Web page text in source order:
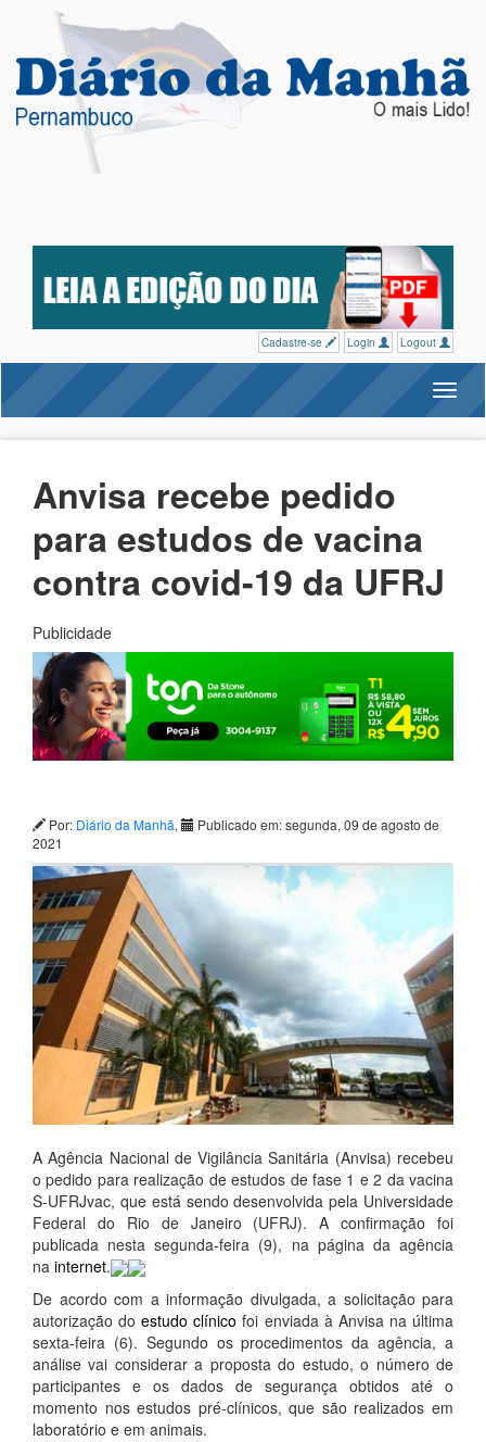
Cadastre-se Login Logout
Anvisa recebe pedido
para estudos de vacina
contra covid-19 da UFRJ
Publicidade
Por: Diário da Manhã,
Publicado em: segunda, 09 de agosto de
2021
A Agência Nacional de Vigilância Sanitária (Anvisa) recebeu
o pedido para realização de estudos de fase 1 e 2 da vacina
S-UFRJvac, que está sendo desenvolvida pela Universidade
Federal do Rio de Janeiro (UFRJ). A confirmação foi
publicada nesta segunda-feira (9), na página da agência
na internet.
De acordo com a informação divulgada, a solicitação para
autorização doestudo clínico foi enviada à Anvisa na última
sexta-feira (6). Segundo os procedimentos da agência, a
análise vai considerar a proposta do estudo, o número de
participantes e os dados de segurança obtidos até o
momento nos estudos pré-clínicos, que são realizados em
laboratório e em animais.